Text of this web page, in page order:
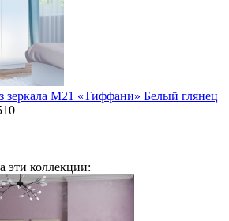
М21 «Тиффани» Белый глянец
эти коллекции: